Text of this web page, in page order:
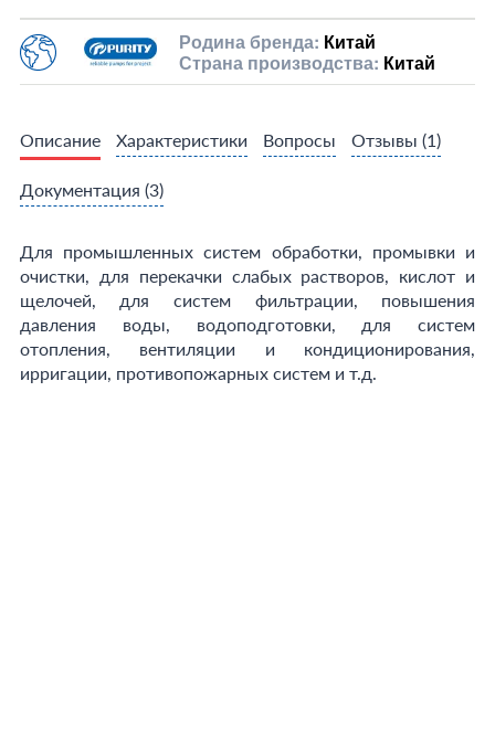
Родина бренда: Китай
Страна производства: Китай
Описание Характеристики Вопросы Отзывы (1)
Документация (3)
Для промышленных систем обработки, промывки и
очистки, для перекачки слабых растворов, кислот и
щелочей, для систем фильтрации, повышения
давления воды, водоподготовки, для систем
отопления, вентиляции и кондиционирования,
ирригации, противопожарных систем и т.д.